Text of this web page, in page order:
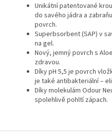
Unikátní patentované
do savého jádra a
povrch.
Superbsorbent (SAP) v
na gel.
Nový, jemný povrch s
zdravou.
Díky pH 5,5 je povrch
je také antibakteriální –
Díky molekulám Odour
spolehlivě pohltí zápach.